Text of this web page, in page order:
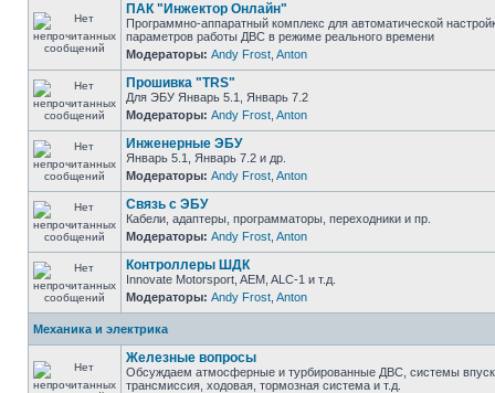
ПАК "Инжектор Онлайн"
Программно-аппаратный комплекс для автоматической
параметров работы ДВС в режиме реального времени
Модераторы: Andy Frost Anton
Прошивка "TRS"
Для ЭБУ Январь 5.1, Январь 7.2
Модераторы: Andy Frost Anton
Инженерные ЭБУ
Январь 5.1, Январь 7.2 и др.
Модераторы: Andy Frost Anton
Связь с ЭБУ
Кабели, адаптеры, программаторы, переходники и пр.
Модераторы: Andy Frost Anton
Контроллеры ШДК
Innovate Motorsport, AEM, ALC-1 и т.д.
Модераторы: Andy Frost Anton
Механика и электрика
Железные вопросы
Обсуждаем атмосферные и турбированные ДВС, системы
трансмиссия, ходовая, тормозная система и т.д.